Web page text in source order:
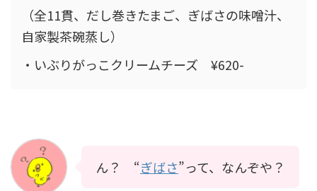
（全11貫、だし巻きたまご、ぎばさの味噌汁、
自家製茶碗蒸し）
・いぶりがっこクリームチーズ ¥620-
ん？ “ぎばさ”って、なんぞや？